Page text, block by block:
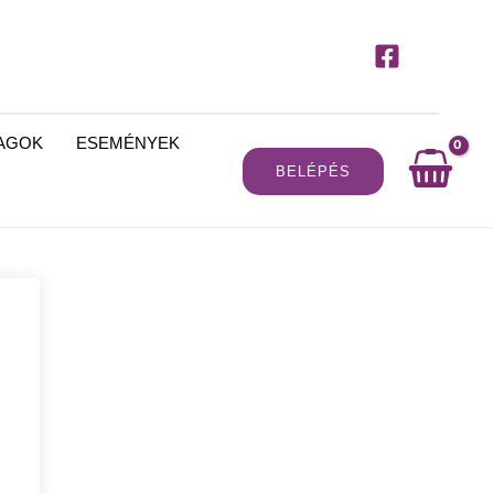
ESEMÉNYEK
BELÉPÉS